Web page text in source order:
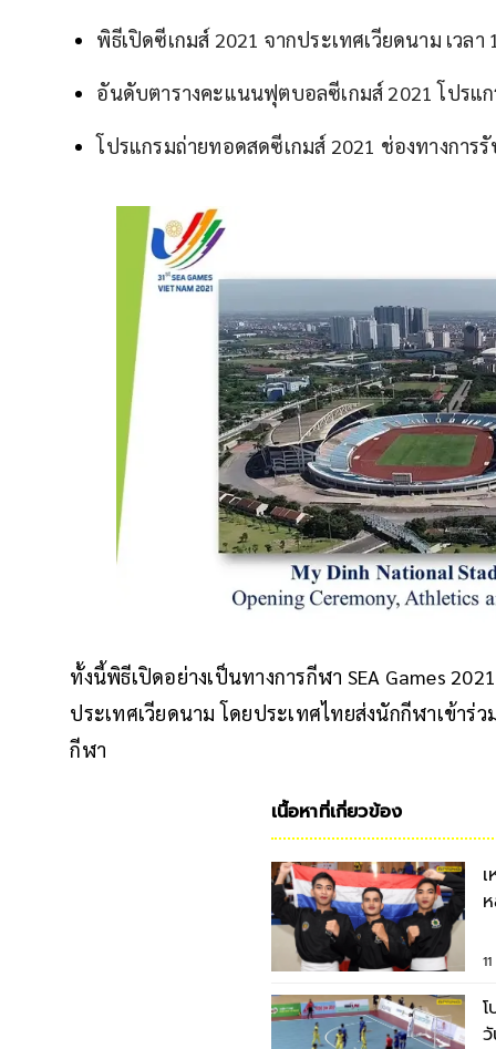
พิธีเปิดซีเกมส์ 2021 จากประเทศเวียดนาม เวลา
อันดับตารางคะแนนฟุตบอลซีเกมส์ 2021 โปรแ
โปรแกรมถ่ายทอดสดซีเกมส์ 2021 ช่องทางการ
ทั้งนี้พิธีเปิดอย่างเป็นทางการกีฬา SEA Games
ประเทศเวียดนาม โดยประเทศไทยส่งนักกีฬาเข้าร่
กีฬา
เนื้อหาที่เกี่ยวข้อง